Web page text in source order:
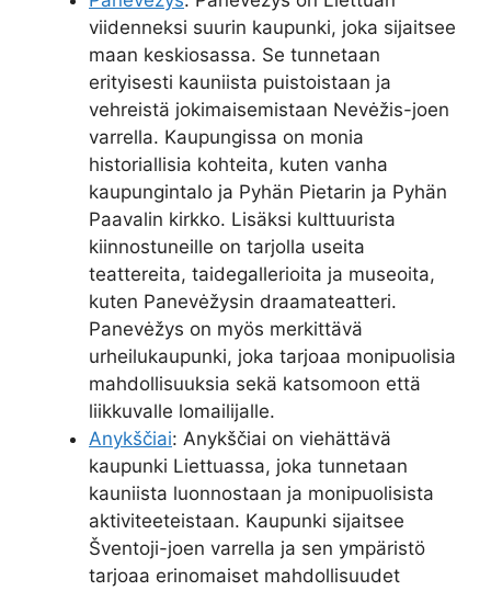
viidenneksi suurin kaupunki, joka sijaitsee
maan keskiosassa. Se tunnetaan
erityisesti kauniista puistoistaan ja
vehreistä jokimaisemistaan Nevėžis-joen
varrella. Kaupungissa on monia
historiallisia kohteita, kuten vanha
kaupungintalo ja Pyhän Pietarin ja Pyhän
Paavalin kirkko. Lisäksi kulttuurista
kiinnostuneille on tarjolla useita
teattereita, taidegallerioita ja museoita,
kuten Panevėžysin draamateatteri.
Panevėžys on myös merkittävä
urheilukaupunki, joka tarjoaa monipuolisia
mahdollisuuksia sekä katsomoon että
liikkuvalle lomailijalle.
Anykščiai: Anykščiai on viehättävä
kaupunki Liettuassa, joka tunnetaan
kauniista luonnostaan ja monipuolisista
aktiviteeteistaan. Kaupunki sijaitsee
Šventoji-joen varrella ja sen ympäristö
tarjoaa erinomaiset mahdollisuudet